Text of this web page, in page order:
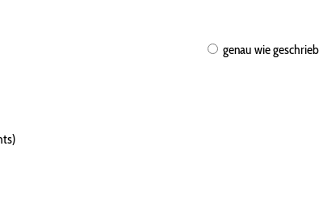
genau wie